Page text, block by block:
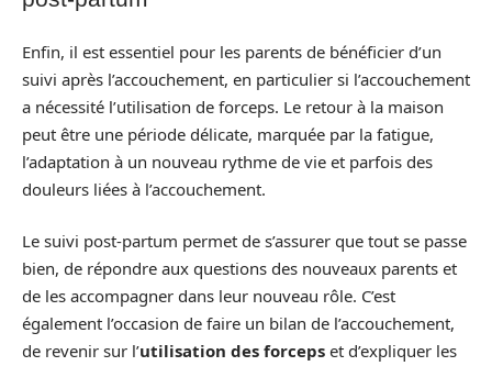
Enfin, il est essentiel pour les parents de bénéficier d’un
suivi après l’accouchement, en particulier si l’accouchement
a nécessité l’utilisation de forceps. Le retour à la maison
peut être une période délicate, marquée par la fatigue,
l’adaptation à un nouveau rythme de vie et parfois des
douleurs liées à l’accouchement.
Le suivi post-partum permet de s’assurer que tout se passe
bien, de répondre aux questions des nouveaux parents et
de les accompagner dans leur nouveau rôle. C’est
également l’occasion de faire un bilan de l’accouchement,
de revenir sur l’utilisation des forceps et d’expliquer les